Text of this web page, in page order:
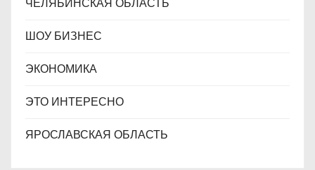
ЧЕЛЯБИНСКАЯ ОБЛАСТЬ
ШОУ БИЗНЕС
ЭКОНОМИКА
ЭТО ИНТЕРЕСНО
ЯРОСЛАВСКАЯ ОБЛАСТЬ